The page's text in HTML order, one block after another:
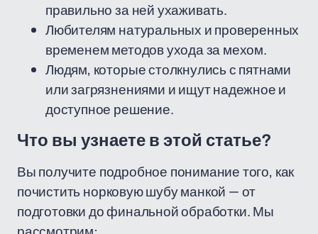
правильно за ней ухаживать.
Любителям натуральных и проверенных
временем методов ухода за мехом.
Людям, которые столкнулись с пятнами
или загрязнениями и ищут надежное и
доступное решение.
Что вы узнаете в этой статье?
Вы получите подробное понимание того, как
почистить норковую шубу манкой — от
подготовки до финальной обработки. Мы